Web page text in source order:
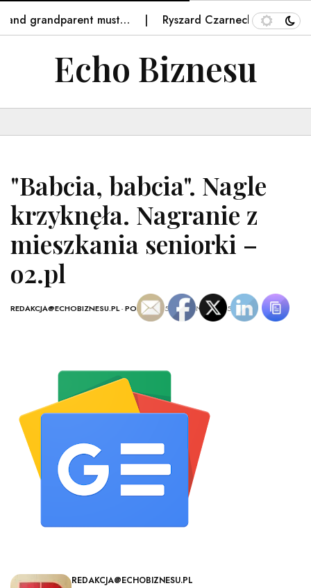
grandparent must… Ryszard Czarnecki zawieszony
Echo Biznesu
"Babcia, babcia". Nagle
krzyknęła. Nagranie z
mieszkania seniorki –
o2.pl
REDAKCJA@ECHOBIZNESU.PL-POLSKA - 15 WRZEŚNIA, 2025
REDAKCJA@ECHOBIZNESU.PL